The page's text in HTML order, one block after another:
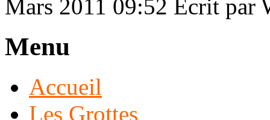
Mars 2011 09:52 Écrit par
Menu
Accueil
Les Grottes